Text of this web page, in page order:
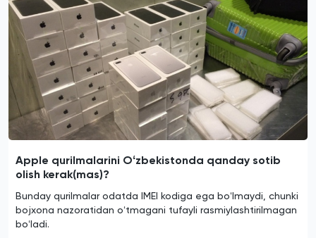
Apple qurilmalarini Oʻzbekistonda qanday sotib
olish kerak(mas)?
Bunday qurilmalar odatda IMEI kodiga ega boʻlmaydi, chunki
bojxona nazoratidan oʻtmagani tufayli rasmiylashtirilmagan
boʻladi.